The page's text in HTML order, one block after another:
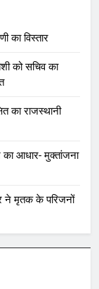
का विस्तार
को सचिव का
का राजस्थानी
का आधार- मुक्तांजना
ने मृतक के परिजनों